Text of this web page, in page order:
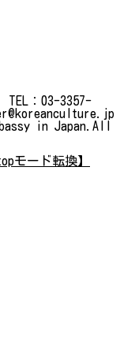
：03-3357-
in Japan.All
モード転換】